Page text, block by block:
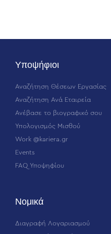
Υποψήφιοι
Αναζήτηση Θέσεων Εργασίας
Αναζήτηση Ανά Εταιρεία
Ανέβασε το βιογραφικό σου
Υπολογισμός Μισθού
Work @kariera.gr
Events
FAQ Υποψηφίου
Νομικά
Διαγραφή Λογαριασμού